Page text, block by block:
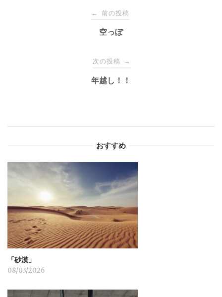
シ
ン
← 前の投稿
空っぽ
次の投稿 →
年越し！！
おすすめ
「砂漠」
08/03/2026